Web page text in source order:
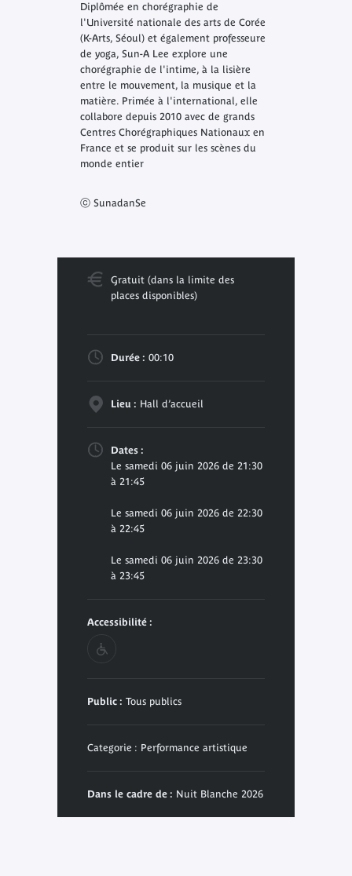
Diplômée en chorégraphie de
l'Université nationale des arts de Corée
(K-Arts, Séoul) et également professeure
de yoga, Sun-A Lee explore une
chorégraphie de l'intime, à la lisière
entre le mouvement, la musique et la
matière. Primée à l'international, elle
collabore depuis 2010 avec de grands
Centres Chorégraphiques Nationaux en
France et se produit sur les scènes du
monde entier
ⓒ SunadanSe
Gratuit (dans la limite des
places disponibles)
Durée : 00:10
Lieu : Hall d’accueil
Dates :
Le samedi 06 juin 2026 de 21:30
à 21:45
Le samedi 06 juin 2026 de 22:30
à 22:45
Le samedi 06 juin 2026 de 23:30
à 23:45
Accessibilité :
Public : Tous publics
Categorie : Performance artistique
Dans le cadre de : Nuit Blanche 2026